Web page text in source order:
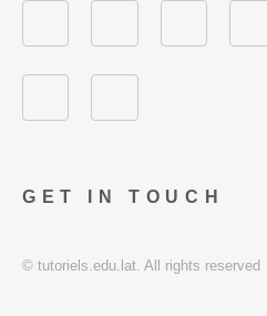
GET IN TOUCH
© tutoriels.edu.lat. All rights reserved